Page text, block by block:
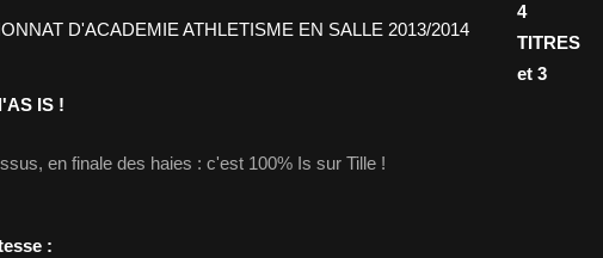
4
TITRES
et 3
IS !
en finale des haies : c'est 100% Is sur Tille !
: